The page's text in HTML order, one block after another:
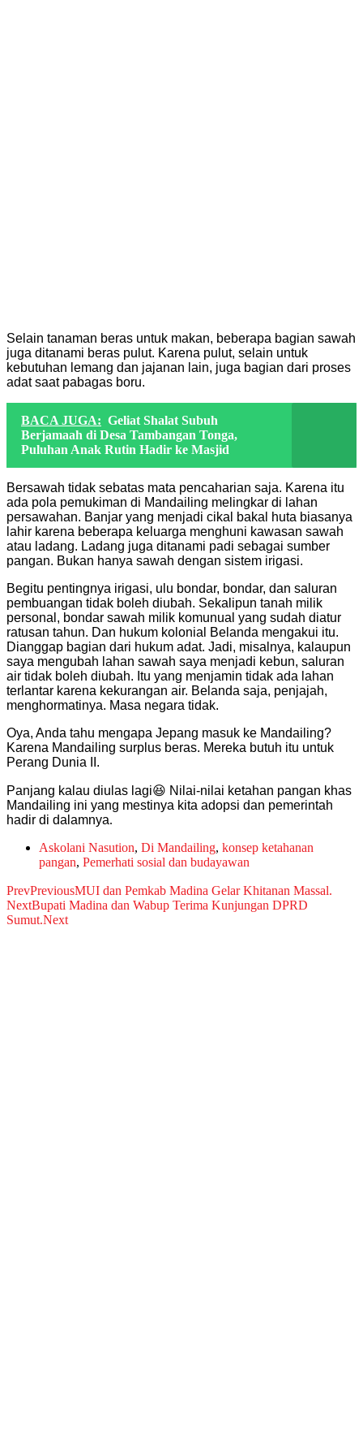
Selain tanaman beras untuk makan, beberapa bagian sawah
juga ditanami beras pulut. Karena pulut, selain untuk
kebutuhan lemang dan jajanan lain, juga bagian dari proses
adat saat pabagas boru.
BACA JUGA: Geliat Shalat Subuh
Berjamaah di Desa Tambangan Tonga,
Puluhan Anak Rutin Hadir ke Masjid
Bersawah tidak sebatas mata pencaharian saja. Karena itu
ada pola pemukiman di Mandailing melingkar di lahan
persawahan. Banjar yang menjadi cikal bakal huta biasanya
lahir karena beberapa keluarga menghuni kawasan sawah
atau ladang. Ladang juga ditanami padi sebagai sumber
pangan. Bukan hanya sawah dengan sistem irigasi.
Begitu pentingnya irigasi, ulu bondar, bondar, dan saluran
pembuangan tidak boleh diubah. Sekalipun tanah milik
personal, bondar sawah milik komunual yang sudah diatur
ratusan tahun. Dan hukum kolonial Belanda mengakui itu.
Dianggap bagian dari hukum adat. Jadi, misalnya, kalaupun
saya mengubah lahan sawah saya menjadi kebun, saluran
air tidak boleh diubah. Itu yang menjamin tidak ada lahan
terlantar karena kekurangan air. Belanda saja, penjajah,
menghormatinya. Masa negara tidak.
Oya, Anda tahu mengapa Jepang masuk ke Mandailing?
Karena Mandailing surplus beras. Mereka butuh itu untuk
Perang Dunia II.
Panjang kalau diulas lagi😆 Nilai-nilai ketahan pangan khas
Mandailing ini yang mestinya kita adopsi dan pemerintah
hadir di dalamnya.
Askolani Nasution, Di Mandailing, konsep ketahanan
pangan, Pemerhati sosial dan budayawan
PrevPreviousMUI dan Pemkab Madina Gelar Khitanan Massal.
NextBupati Madina dan Wabup Terima Kunjungan DPRD
Sumut.Next